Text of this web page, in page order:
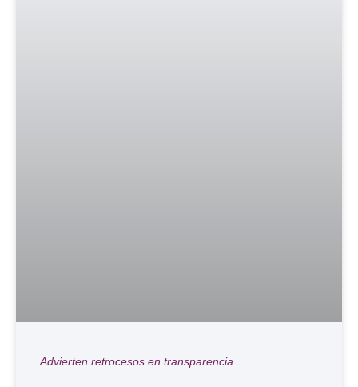
Advierten retrocesos en transparencia